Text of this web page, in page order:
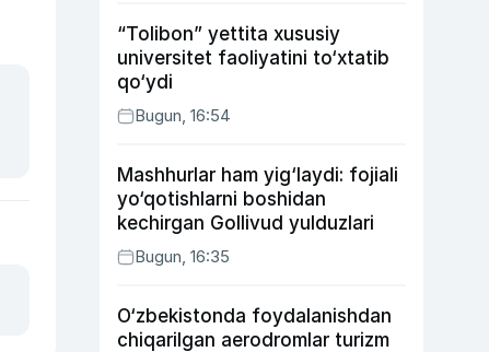
“Tolibon” yettita xususiy
universitet faoliyatini to‘xtatib
qo‘ydi
Bugun, 16:54
Mashhurlar ham yig‘laydi: fojiali
yo‘qotishlarni boshidan
kechirgan Gollivud yulduzlari
Bugun, 16:35
O‘zbekistonda foydalanishdan
chiqarilgan aerodromlar turizm